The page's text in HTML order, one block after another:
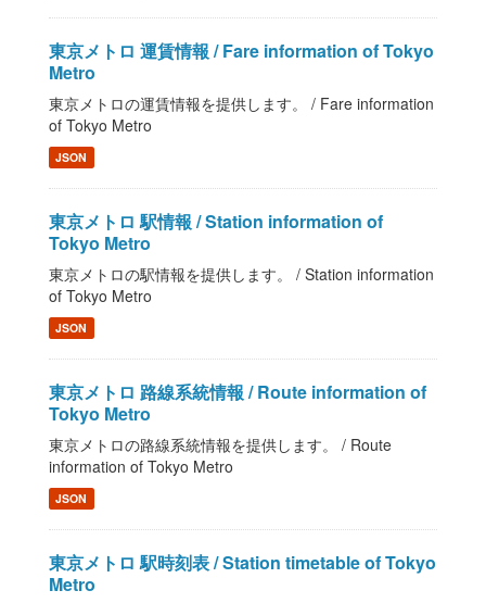
東京メトロ 運賃情報 / Fare information of Tokyo
Metro
東京メトロの運賃情報を提供します。 / Fare information
of Tokyo Metro
JSON
東京メトロ 駅情報 / Station information of
Tokyo Metro
東京メトロの駅情報を提供します。 / Station information
of Tokyo Metro
JSON
東京メトロ 路線系統情報 / Route information of
Tokyo Metro
東京メトロの路線系統情報を提供します。 / Route
information of Tokyo Metro
JSON
東京メトロ 駅時刻表 / Station timetable of Tokyo
Metro